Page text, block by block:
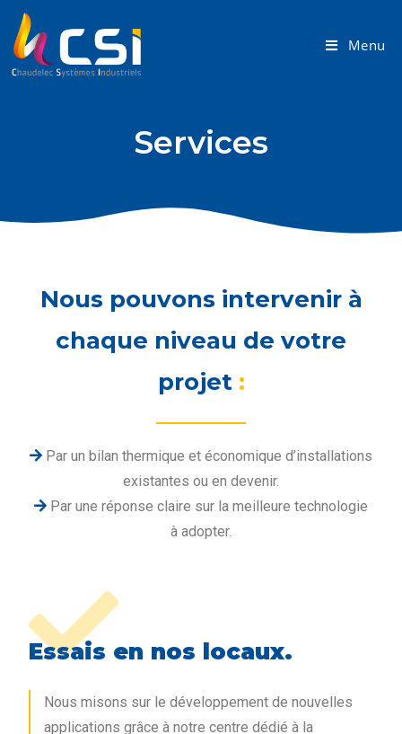
Menu
Services
Nous pouvons intervenir à
chaque niveau de votre
projet :
Par un bilan thermique et économique d’installations
existantes ou en devenir.
Par une réponse claire sur la meilleure technologie
à adopter.
Essais en nos locaux.
Nous misons sur le développement de nouvelles
applications grâce à notre centre dédié à la